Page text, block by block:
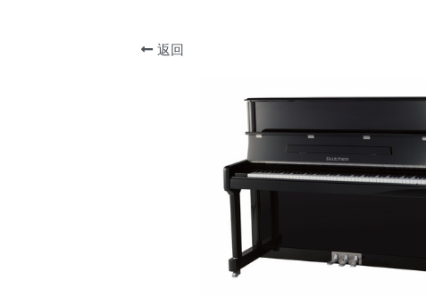
返回